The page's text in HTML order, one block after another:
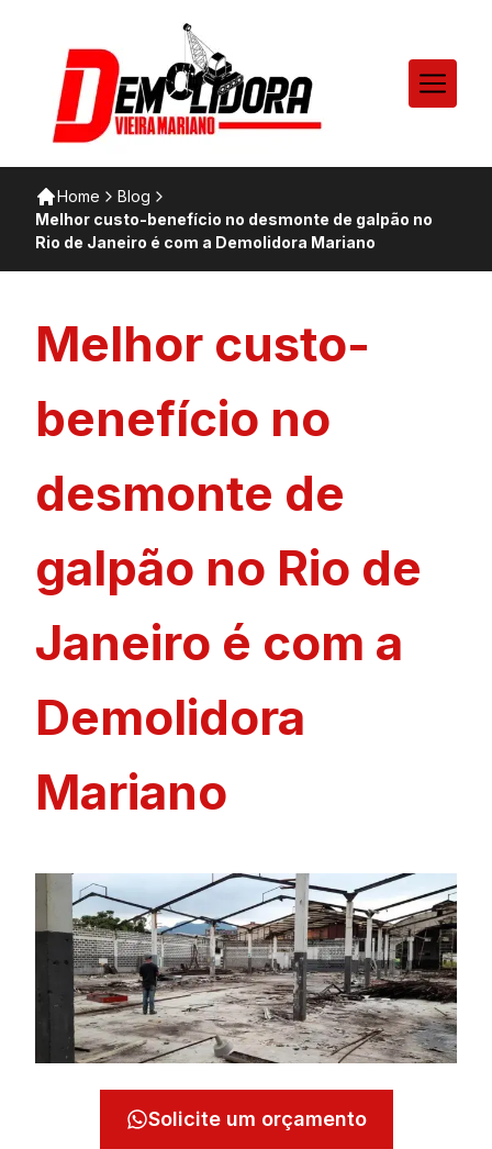
Home
Blog
Melhor custo-benefício no desmonte de galpão no
Rio de Janeiro é com a Demolidora Mariano
Melhor custo-
benefício no
desmonte de
galpão no Rio de
Janeiro é com a
Demolidora
Mariano
Solicite um orçamento